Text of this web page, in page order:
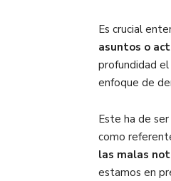
Es crucial
asuntos o
profundidad
enfoque de
Este ha de
como
las malas
estamos en